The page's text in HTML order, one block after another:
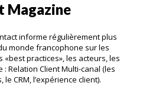
Magazine
informe régulièrement plus
monde francophone sur les
practices», les acteurs, les
Relation Client Multi-canal (les
CRM, l’expérience client).